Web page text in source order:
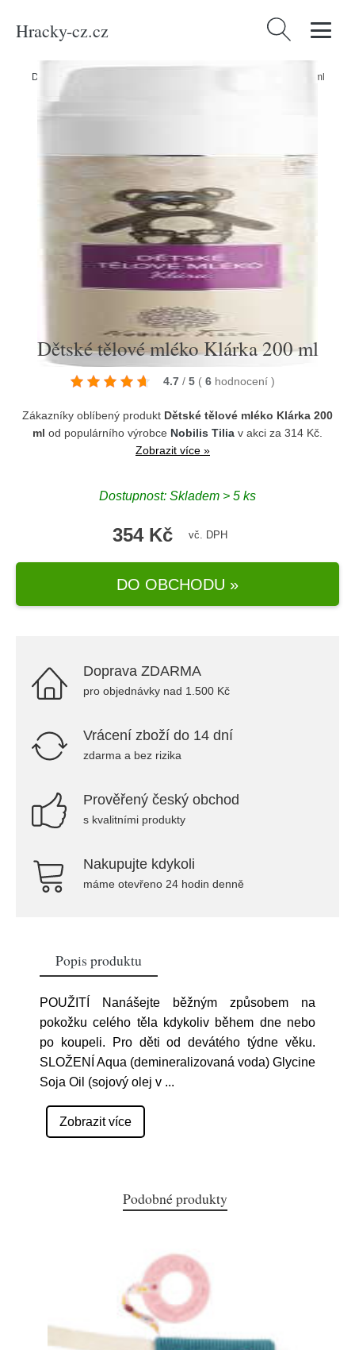
Hracky-cz.cz Vyhledávání
Domů Dětské tělové mléko Klárka 200 ml
Dětské tělové mléko Klárka 200 ml
4.7 / 5 ( 6 hodnocení )
Zákazníky oblíbený produkt Dětské tělové mléko Klárka 200
ml od populárního výrobce Nobilis Tilia v akci za 314 Kč.
Zobrazit více »
Dostupnost: Skladem > 5 ks
354 Kč vč. DPH
DO OBCHODU »
Doprava ZDARMA
pro objednávky nad 1.500 Kč
Vrácení zboží do 14 dní
zdarma a bez rizika
Prověřený český obchod
s kvalitními produkty
Nakupujte kdykoli
máme otevřeno 24 hodin denně
Popis produktu
POUŽITÍ Nanášejte běžným způsobem na
pokožku celého těla kdykoliv během dne nebo
po koupeli. Pro děti od devátého týdne věku.
SLOŽENÍ Aqua (demineralizovaná voda) Glycine
Soja Oil (sojový olej v ...
Zobrazit více
Podobné produkty